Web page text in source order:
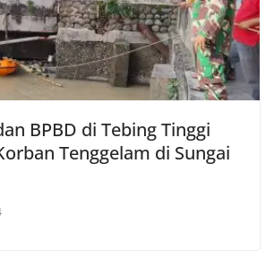
BPBD di Tebing Tinggi
Tenggelam di Sungai